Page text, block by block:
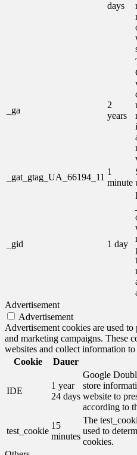
days
_ga
2
years
_gat_gtag_UA_66194_11
1
minute
_gid 1 day
Advertisement
Advertisement
Advertisement cookies are used
and marketing campaigns. These
websites and collect information
Cookie
Dauer
IDE
1 year
24 days
Google
store
website to
according to
test_cookie
15
minutes
The
used to
cookies.